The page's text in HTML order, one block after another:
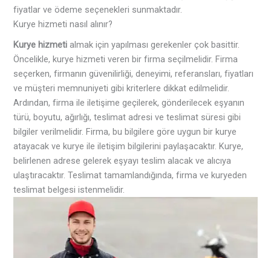
fiyatlar ve ödeme seçenekleri sunmaktadır.
Kurye hizmeti nasıl alınır?
Kurye hizmeti almak için yapılması gerekenler çok basittir.
Öncelikle, kurye hizmeti veren bir firma seçilmelidir. Firma
seçerken, firmanın güvenilirliği, deneyimi, referansları, fiyatları
ve müşteri memnuniyeti gibi kriterlere dikkat edilmelidir.
Ardından, firma ile iletişime geçilerek, gönderilecek eşyanın
türü, boyutu, ağırlığı, teslimat adresi ve teslimat süresi gibi
bilgiler verilmelidir. Firma, bu bilgilere göre uygun bir kurye
atayacak ve kurye ile iletişim bilgilerini paylaşacaktır. Kurye,
belirlenen adrese gelerek eşyayı teslim alacak ve alıcıya
ulaştıracaktır. Teslimat tamamlandığında, firma ve kuryeden
teslimat belgesi istenmelidir.